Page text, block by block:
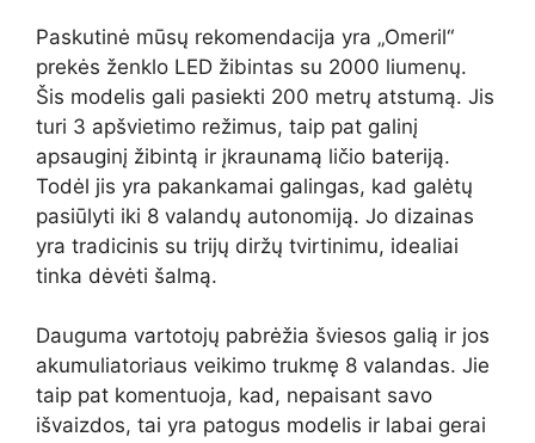
Paskutinė mūsų rekomendacija yra „Omeril“
prekės ženklo LED žibintas su 2000 liumenų.
Šis modelis gali pasiekti 200 metrų atstumą. Jis
turi 3 apšvietimo režimus, taip pat galinį
apsauginį žibintą ir įkraunamą ličio bateriją.
Todėl jis yra pakankamai galingas, kad galėtų
pasiūlyti iki 8 valandų autonomiją. Jo dizainas
yra tradicinis su trijų diržų tvirtinimu, idealiai
tinka dėvėti šalmą.
Dauguma vartotojų pabrėžia šviesos galią ir jos
akumuliatoriaus veikimo trukmę 8 valandas. Jie
taip pat komentuoja, kad, nepaisant savo
išvaizdos, tai yra patogus modelis ir labai gerai